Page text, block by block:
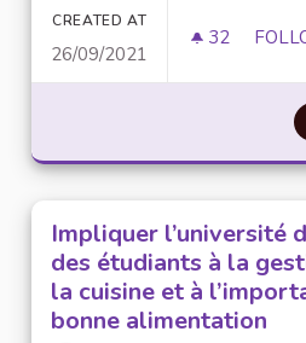
CREATED AT
26/09/2021
32 32
Impliquer l’université
des étudiants à la
la cuisine et à
bonne alimentation